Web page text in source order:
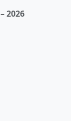
2026